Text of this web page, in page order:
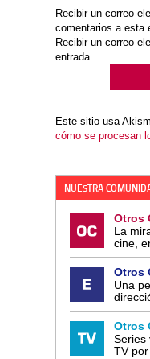
Recibir un correo
comentarios a esta
Recibir un correo
entrada.
Este sitio usa
cómo se procesan
NUESTRA
Otros
La
cine,
Otros
Una
Otros
Series
TV